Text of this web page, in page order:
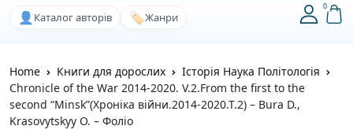
👤 Каталог авторів 🏷️Жанри
0
Home Книги для дорослих
Історія Наука Політологія
Chronicle of the War 2014-2020. V.2.From the first to the
second “Minsk”(Хроніка війни.2014-2020.Т.2) – Bura D.,
Krasovytskyy O. – Фоліо